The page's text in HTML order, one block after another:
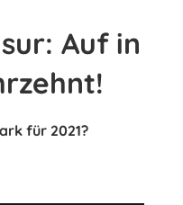
Auf in
für 2021?